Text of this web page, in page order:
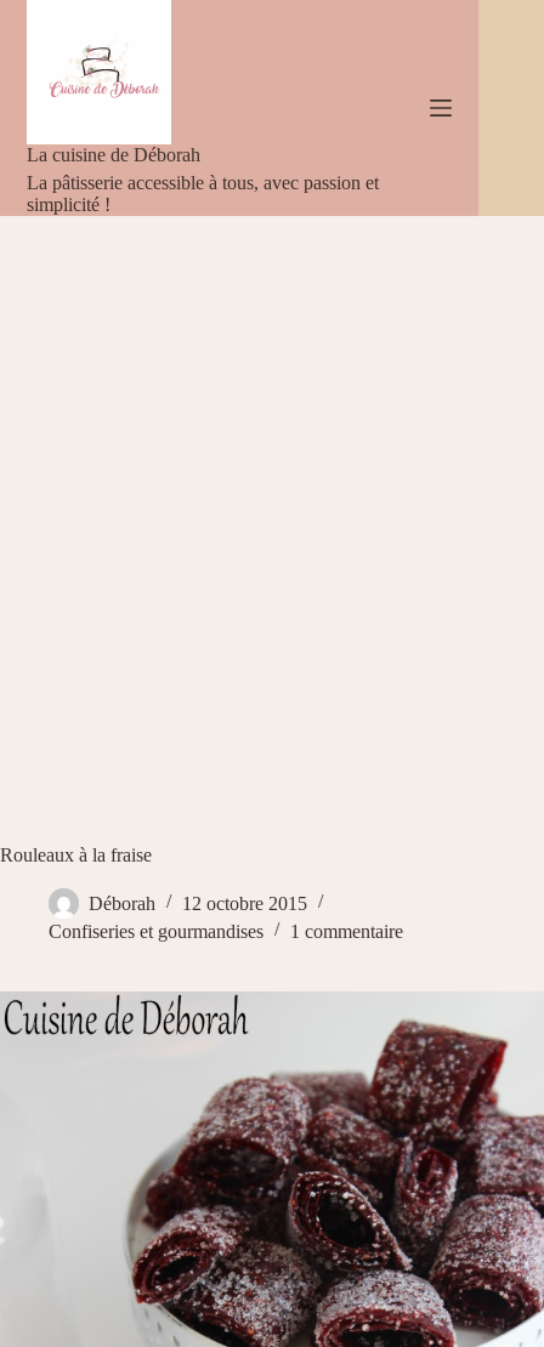
La cuisine de Déborah
La pâtisserie accessible à tous, avec passion et
simplicité !
Rouleaux à la fraise
Déborah
12 octobre 2015
Confiseries et gourmandises
1 commentaire